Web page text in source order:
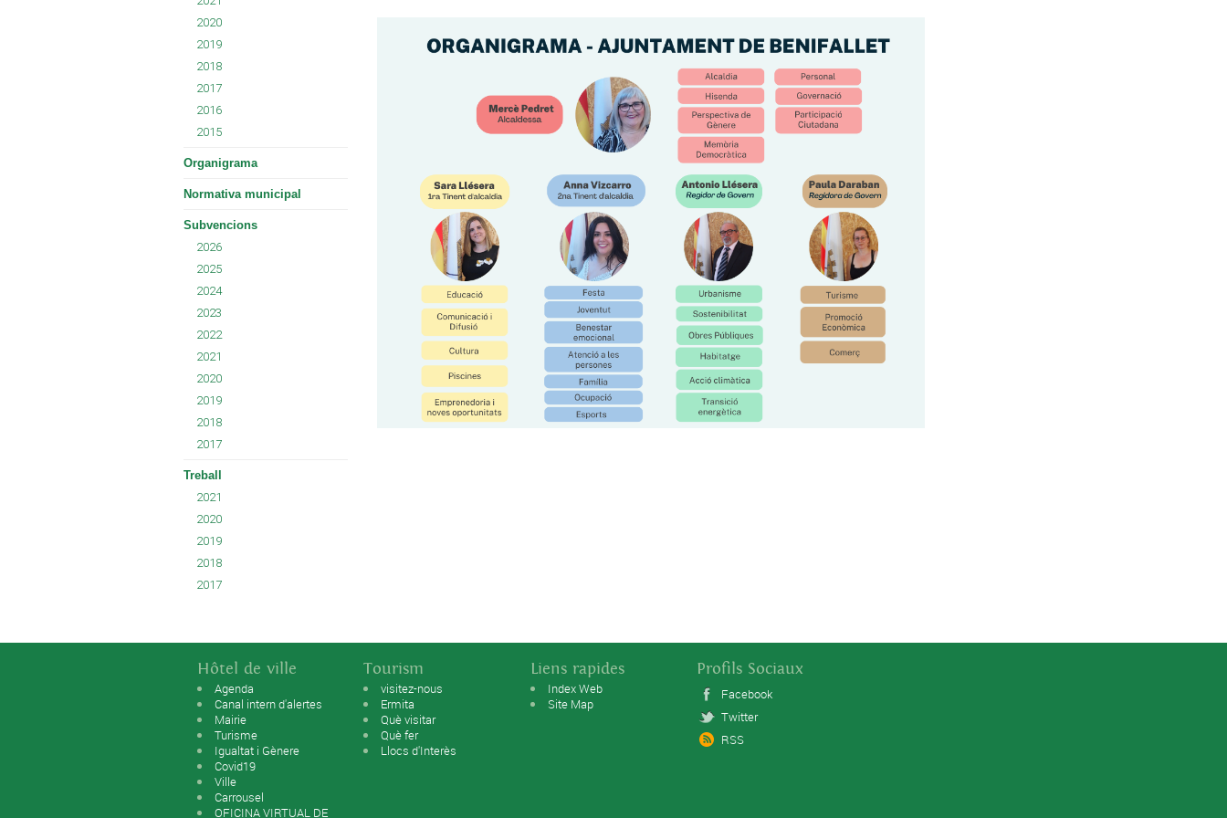
2020
2019
2018
2017
2016
2015
Organigrama
Normativa municipal
Subvencions
2026
2025
2024
2023
2022
2021
2020
2019
2018
2017
Treball
2021
2020
2019
2018
2017
Hôtel de ville
Agenda
Canal intern d'alertes
Mairie
Turisme
Igualtat i Gènere
Covid19
Ville
Carrousel
OFICINA VIRTUAL DE
Tourism
visitez-nous
Ermita
Què visitar
Què fer
Llocs d'Interès
Liens rapides
Index Web
Site Map
Profils Sociaux
Facebook
Twitter
RSS